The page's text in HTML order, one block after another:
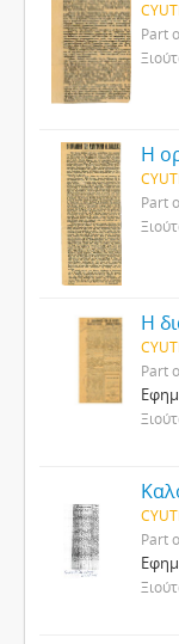
Part
Part
Part
Part